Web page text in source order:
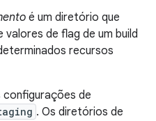
é um diretório que
de flag de um build
recursos
configurações de
. Os diretórios de